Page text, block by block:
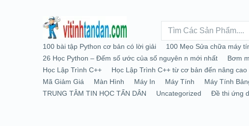
100 bài tập Python cơ bản có lời giải 100 Mẹo Sửa chữa máy
26 Học Python – Đếm số ước của số nguyên n mới nhất
Bơm
Học Lập Trình C++
Học Lập Trình C++ từ cơ bản đến nâng cao
Mã Giảm Giá
Màn Hình Máy In Máy Tính Máy Tính
TRUNG TÂM TIN HỌC TẤN DÂN
Uncategorized Đề thi ứng